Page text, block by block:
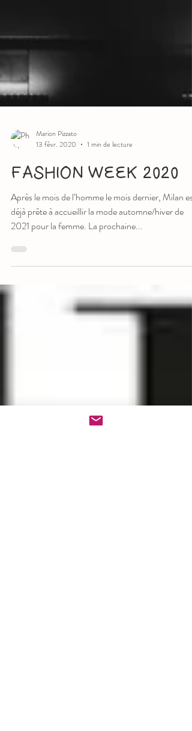
Marion Pizzato
13 févr. 2020
1 min de lecture
FASHION WEEK 2020
Après le mois de l’homme le mois dernier, Milan est
2021 pour la femme. La prochaine...